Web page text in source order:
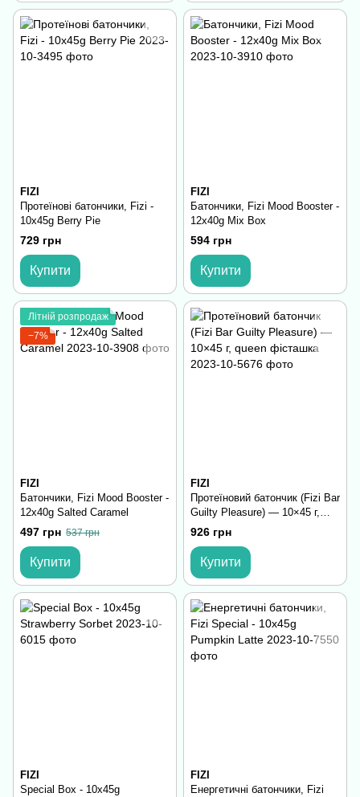
FIZI
Протеїнові батончики, Fizi -
10x45g Berry Pie
729 грн
Купити
FIZI
Батончики, Fizi Mood Booster -
12x40g Mix Box
594 грн
Купити
Літній розпродаж
−7%
FIZI
Батончики, Fizi Mood Booster -
12x40g Salted Caramel
497 грн 537 грн
Купити
FIZI
Протеїновий батончик (Fizi Bar
Guilty Pleasure) — 10×45 г,
queen фісташка
926 грн
Купити
FIZI
Special Box - 10x45g
FIZI
Енергетичні батончики, Fizi